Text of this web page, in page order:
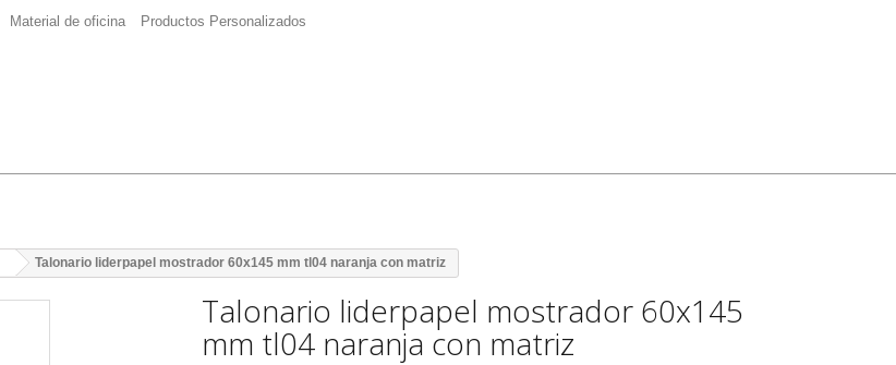
Material de oficina Productos Personalizados
Talonario liderpapel mostrador 60x145 mm tl04 naranja con matriz
Talonario liderpapel mostrador 60x145
mm tl04 naranja con matriz